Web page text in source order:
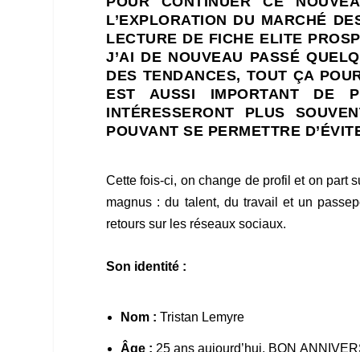
L’EXPLORATION DU MARCHÉ
LECTURE DE FICHE ELITE
J’AI DE NOUVEAU PASSÉ
DES TENDANCES, TOUT ÇA
EST AUSSI IMPORTANT DE
INTÉRESSERONT PLUS
POUVANT SE PERMETTRE
Cette fois-ci, on change de profil et on part
magnus : du talent, du travail et un
retours sur les réseaux sociaux.
Son identité :
Nom : Tristan Lemyre
Âge : 25 ans aujourd’hui, BON